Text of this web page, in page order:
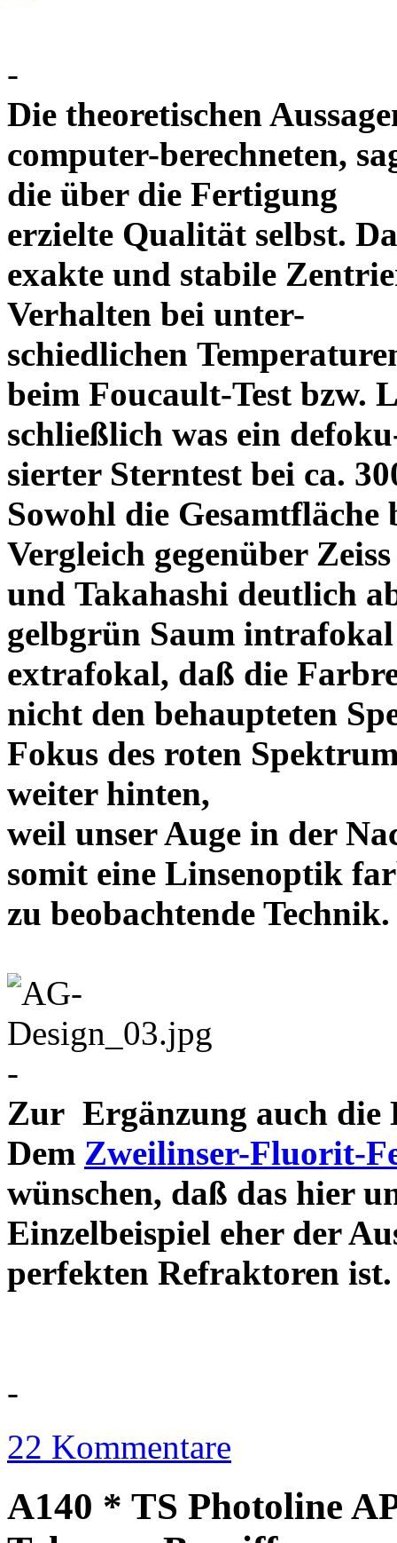
-
Die theoretischen
computer-berechneten,
die über die Fertigung
erzielte Qualität selbst.
exakte und stabile
Verhalten bei unter-
schiedlichen
beim Foucault-Test bzw.
schließlich was ein
sierter Sterntest bei ca.
Sowohl die
Vergleich gegenüber Zeiss
und Takahashi deutlich
gelbgrün Saum
extrafokal, daß die
nicht den behaupteten
Fokus des roten
weiter hinten,
weil unser Auge in der
somit eine Linsenoptik
zu beobachtende
-
Zur Ergänzung auch die
Dem Zweilinser-Fluorit-
wünschen, daß das hier
Einzelbeispiel eher der
perfekten
-
22 Kommentare
A140 * TS Photoline